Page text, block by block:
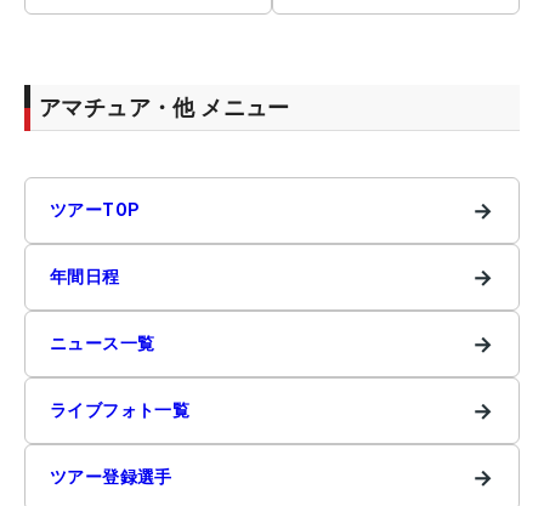
アマチュア・他 メニュー
ツアーTOP →
年間日程 →
ニュース一覧 →
ライブフォト一覧 →
ツアー登録選手 →